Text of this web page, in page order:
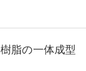
脂の一体成型